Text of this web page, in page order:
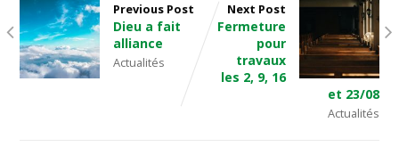
Previous Post
Dieu a fait
alliance
Actualités
Next Post
Fermeture
pour
travaux
les 2, 9, 16
et 23/08
Actualités